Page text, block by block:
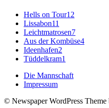
Hells on Tour12
Lissabon11
Leichtmatrosen7
Aus der Kombüse4
Ideenhafen2
Tüddelkram1
Die Mannschaft
Impressum
© Newspaper WordPress